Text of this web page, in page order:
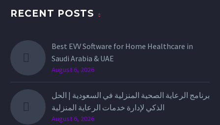
RECENT POSTS
Best EVV Software for Home Healthcare in
Saudi Arabia & UAE
August 6, 2026
برنامج الرعاية الصحية المنزلية في السعودية | الحل
الذكي لإدارة خدمات الرعاية المنزلية
August 6, 2026